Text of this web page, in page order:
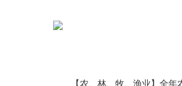
【农、林、牧、渔业】全年农